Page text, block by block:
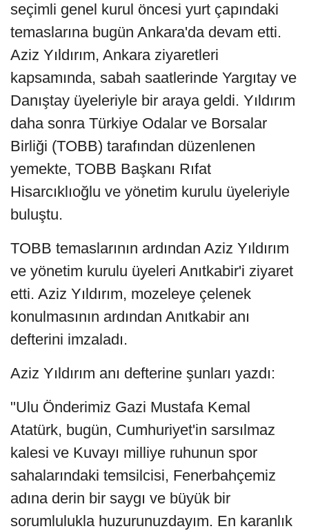
seçimli genel kurul öncesi yurt çapındaki
temaslarına bugün Ankara'da devam etti.
Aziz Yıldırım, Ankara ziyaretleri
kapsamında, sabah saatlerinde Yargıtay ve
Danıştay üyeleriyle bir araya geldi. Yıldırım
daha sonra Türkiye Odalar ve Borsalar
Birliği (TOBB) tarafından düzenlenen
yemekte, TOBB Başkanı Rıfat
Hisarcıklıoğlu ve yönetim kurulu üyeleriyle
buluştu.
TOBB temaslarının ardından Aziz Yıldırım
ve yönetim kurulu üyeleri Anıtkabir'i ziyaret
etti. Aziz Yıldırım, mozeleye çelenek
konulmasının ardından Anıtkabir anı
defterini imzaladı.
Aziz Yıldırım anı defterine şunları yazdı:
"Ulu Önderimiz Gazi Mustafa Kemal
Atatürk, bugün, Cumhuriyet'in sarsılmaz
kalesi ve Kuvayı milliye ruhunun spor
sahalarındaki temsilcisi, Fenerbahçemiz
adına derin bir saygı ve büyük bir
sorumlulukla huzurunuzdayım. En karanlık